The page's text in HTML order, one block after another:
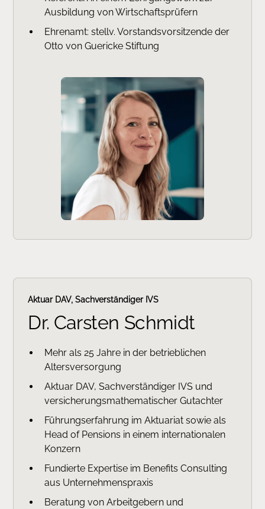
Ausbildung von Wirtschaftsprüfern
Ehrenamt: stellv. Vorstandsvorsitzende der
Otto von Guericke Stiftung
Aktuar DAV, Sachverständiger IVS
Dr. Carsten Schmidt
Mehr als 25 Jahre in der betrieblichen
Altersversorgung
Aktuar DAV, Sachverständiger IVS und
versicherungsmathematischer Gutachter
Führungserfahrung im Aktuariat sowie als
Head of Pensions in einem internationalen
Konzern
Fundierte Expertise im Benefits Consulting
aus Unternehmenspraxis
Beratung von Arbeitgebern und